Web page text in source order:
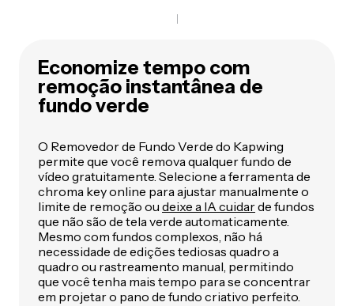
Economize tempo com
remoção instantânea de
fundo verde
O Removedor de Fundo Verde do Kapwing
permite que você remova qualquer fundo de
vídeo gratuitamente. Selecione a ferramenta de
chroma key online para ajustar manualmente o
limite de remoção ou deixe a IA cuidarde fundos
que não são de tela verde automaticamente.
Mesmo com fundos complexos, não há
necessidade de edições tediosas quadro a
quadro ou rastreamento manual, permitindo
que você tenha mais tempo para se concentrar
em projetar o pano de fundo criativo perfeito.